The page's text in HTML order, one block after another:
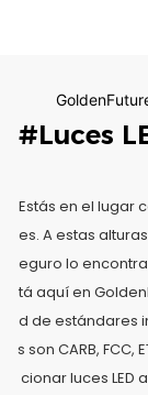
#luces
Estás en el lugar
es. A estas
eguro lo
tá aquí en
d de estándares
s son CARB, FCC,
cionar luces LED